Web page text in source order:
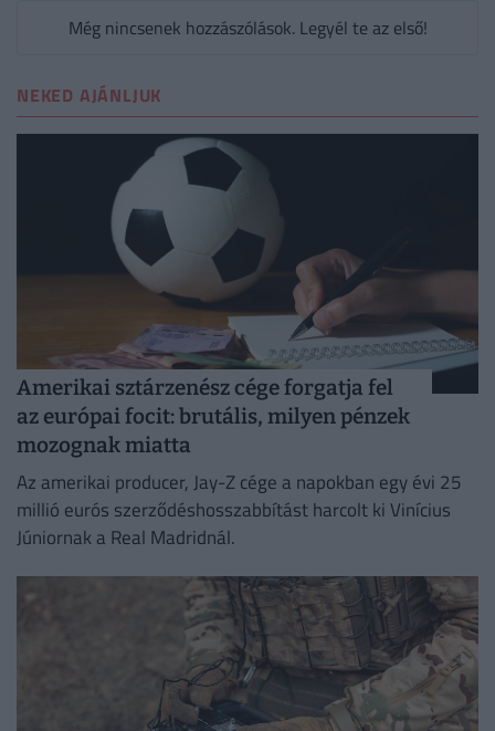
Még nincsenek hozzászólások. Legyél te az első!
NEKED AJÁNLJUK
Amerikai sztárzenész cége forgatja fel
az európai focit: brutális, milyen pénzek
mozognak miatta
Az amerikai producer, Jay-Z cége a napokban egy évi 25
millió eurós szerződéshosszabbítást harcolt ki Vinícius
Júniornak a Real Madridnál.